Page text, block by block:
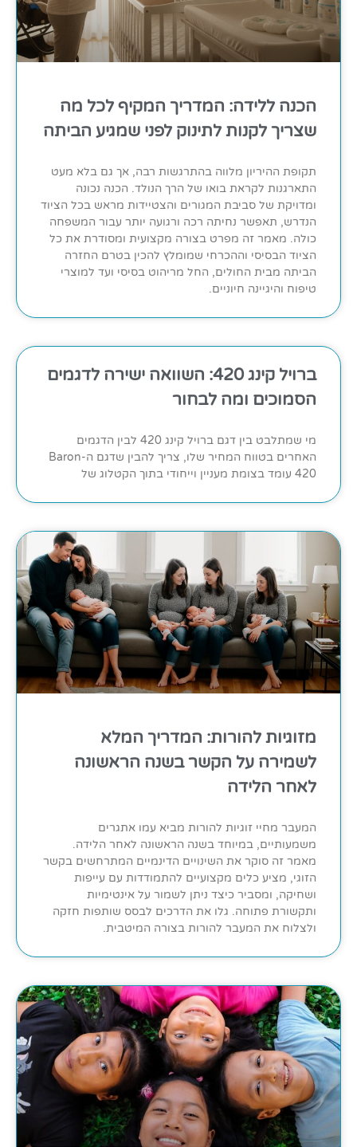
הכנה ללידה: המדריך המקיף לכל מה
שצריך לקנות לתינוק לפני שמגיע הביתה
תקופת ההיריון מלווה בהתרגשות רבה, אך גם בלא מעט
התארגנות לקראת בואו של הרך הנולד. הכנה נכונה
ומדויקת של סביבת המגורים והצטיידות מראש בכל הציוד
הנדרש, תאפשר נחיתה רכה ורגועה יותר עבור המשפחה
כולה. מאמר זה מפרט בצורה מקצועית ומסודרת את כל
הציוד הבסיסי וההכרחי שמומלץ להכין בטרם החזרה
הביתה מבית החולים, החל מריהוט בסיסי ועד למוצרי
טיפוח והיגיינה חיוניים.
ברויל קינג 420: השוואה ישירה לדגמים
הסמוכים ומה לבחור
מי שמתלבט בין דגם ברויל קינג 420 לבין הדגמים
האחרים בטווח המחיר שלו, צריך להבין שדגם ה-Baron
420 עומד בצומת מעניין וייחודי בתוך הקטלוג של
מזוגיות להורות: המדריך המלא
לשמירה על הקשר בשנה הראשונה
לאחר הלידה
המעבר מחיי זוגיות להורות מביא עמו אתגרים
משמעותיים, במיוחד בשנה הראשונה לאחר הלידה.
מאמר זה סוקר את השינויים הדינמיים המתרחשים בקשר
הזוגי, מציע כלים מקצועיים להתמודדות עם עייפות
ושחיקה, ומסביר כיצד ניתן לשמור על אינטימיות
ותקשורת פתוחה. גלו את הדרכים לבסס שותפות חזקה
ולצלוח את המעבר להורות בצורה המיטבית.